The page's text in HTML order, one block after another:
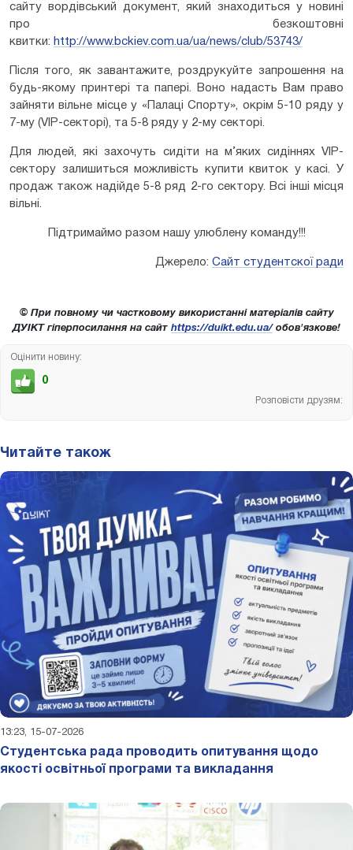
сайту вордівський документ, який знаходиться у новині
про безкоштовні
квитки: http://www.bckiev.com.ua/ua/news/club/53743/
Після того, як завантажите, роздрукуйте запрошення на
будь-якому принтері та папері. Воно надасть Вам право
зайняти вільне місце у «Палаці Спорту», окрім 5-10 ряду у
7-му (VIP-секторі), та 5-8 ряду у 2-му секторі.
Для людей, які захочуть сидіти на м’яких сидіннях VIP-
сектору залишиться можливість купити квиток у касі. У
продаж також надійде 5-8 ряд 2-го сектору. Всі інші місця
вільні.
Підтримаймо разом нашу улюблену команду!!!
Джерело: Сайт студентскої ради
© При повному чи частковому використанні матеріалів сайту
ДУІКТ гіперпосилання на сайт https://duikt.edu.ua/обов'язкове!
Оцінити новину:
0
Розповісти друзям:
Читайте також
13:23, 15-07-2026
Студентська рада проводить опитування щодо
якості освітньої програми та викладання